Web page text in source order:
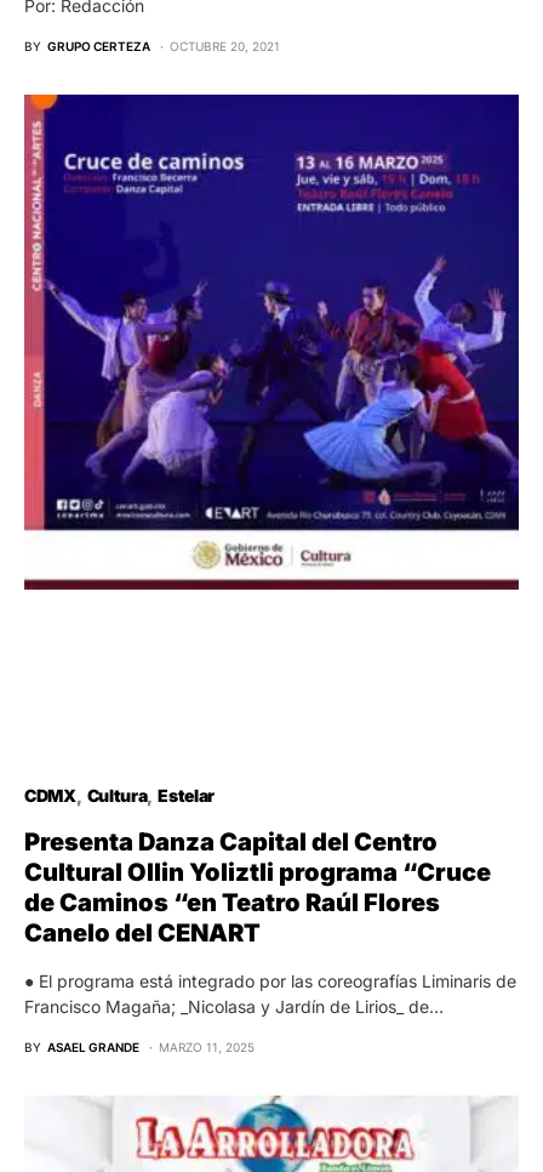
Por: Redacción
BY GRUPO CERTEZA OCTUBRE 20, 2021
CDMX Cultura Estelar
Presenta Danza Capital del Centro
Cultural Ollin Yoliztli programa “Cruce
de Caminos “en Teatro Raúl Flores
Canelo del CENART
● El programa está integrado por las coreografías Liminaris de
Francisco Magaña; _Nicolasa y Jardín de Lirios_ de…
BY ASAEL GRANDE MARZO 11, 2025